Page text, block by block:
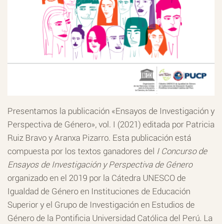
Presentamos la publicación «Ensayos de Investigación y
Perspectiva de Género», vol. I (2021) editada por Patricia
Ruiz Bravo y Aranxa Pizarro. Esta publicación está
compuesta por los textos ganadores del I Concurso de
Ensayos de Investigación y Perspectiva de Género
organizado en el 2019 por la Cátedra UNESCO de
Igualdad de Género en Instituciones de Educación
Superior y el Grupo de Investigación en Estudios de
Género de la Pontificia Universidad Católica del Perú. La